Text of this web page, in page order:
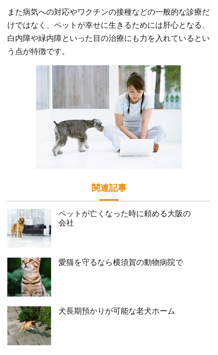
また病気への対応やワクチンの接種などの一般的な診療だ
けではなく、ペットが幸せに生きるためには肝心となる、
白内障や緑内障といった目の治療にも力を入れているとい
う点が特徴です。
関連記事
ペットが亡くなった時に頼める大阪の
会社
愛猫を守るなら横須賀の動物病院で
犬長期預かりが可能な老犬ホーム